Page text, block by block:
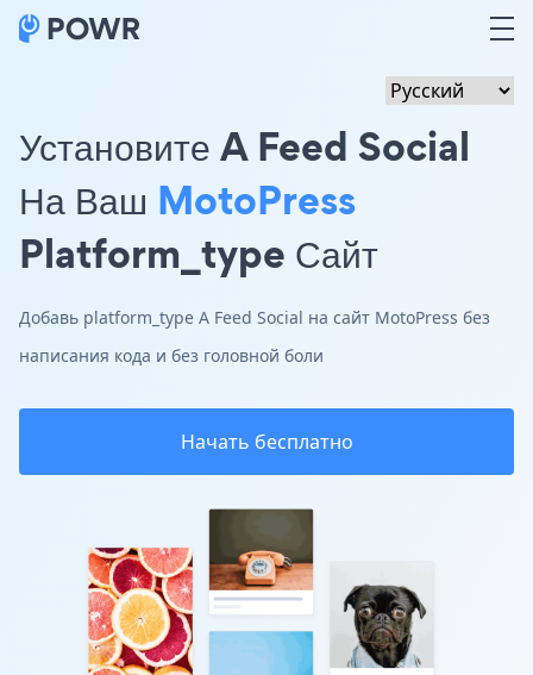
Установите A Feed Social
На Ваш MotoPress
Platform_type Сайт
Добавь platform_type A Feed Social на сайт MotoPress без
написания кода и без головной боли
Начать бесплатно